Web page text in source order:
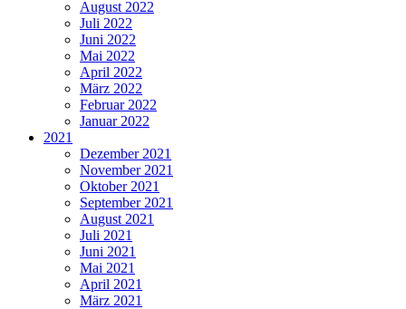
August 2022
Juli 2022
Juni 2022
Mai 2022
April 2022
März 2022
Februar 2022
Januar 2022
2021
Dezember 2021
November 2021
Oktober 2021
September 2021
August 2021
Juli 2021
Juni 2021
Mai 2021
April 2021
März 2021